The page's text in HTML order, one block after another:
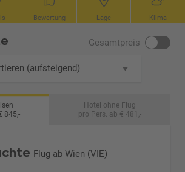
Bewertung Lage Klima
Gesamtpreis
(aufsteigend)
845,-
Hotel ohne Flug
pro Pers. ab € 481,-
Flug ab Wien (VIE)